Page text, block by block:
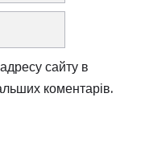
сайту в
коментарів.